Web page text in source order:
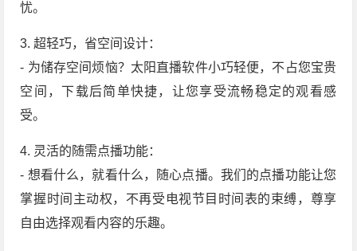
忧。
3. 超轻巧，省空间设计：
- 为储存空间烦恼？太阳直播软件小巧轻便，不占您宝贵
空间，下载后简单快捷，让您享受流畅稳定的观看感
受。
4. 灵活的随需点播功能：
- 想看什么，就看什么，随心点播。我们的点播功能让您
掌握时间主动权，不再受电视节目时间表的束缚，尊享
自由选择观看内容的乐趣。